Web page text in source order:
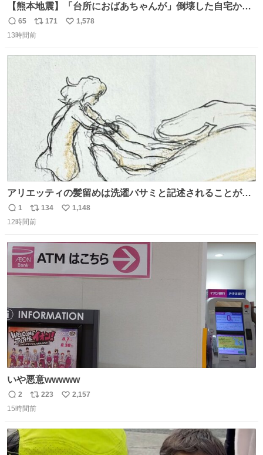
【熊本地震】「台所におばあちゃんが」倒壊した自宅から
孫が救出 地震発生時、台所で夕食の準備をしていた祖母の
「助けて」という声。祖母を背負い、助け出した孫が「命
返
信
65
リ
ポ
171
い
1,578
13時間前
アリエッティの髪留めは洗濯バサミと記述されることが多
いですが、もっと小さいプラスチックのクリップです。 バ
ネは使いやすいように強度を調整してあるはず。
返
信
1
リ
ポ
ト
数
134
い
1,148
12時間前
いや悪意wwwww
返
信
2
リ
ポ
ト
数
223
い
数
2,157
15時間前